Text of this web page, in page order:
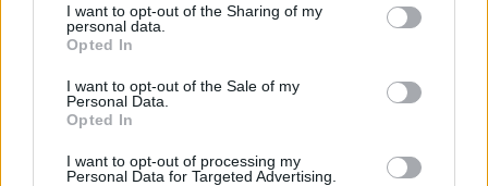
I want to opt-out of the Sharing of my
personal data.
Opted In
I want to opt-out of the Sale of my
Personal Data.
Opted In
I want to opt-out of processing my
Personal Data for Targeted Advertising.
19:03
Μεταμορφώσεως του Σωτήρος στον Σαρωνικό
ΗΠΑ: 23.000 θέσεις λιγότερες θέσεις εργασίας τον
Ιούλιο αλλά η ανεργία μειώθηκε